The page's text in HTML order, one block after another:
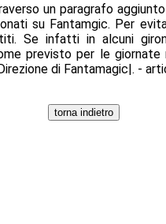
un paragrafo
su Fantamgic. Per
Se infatti in alcuni
previsto per le giornate
di Fantamagic|. -